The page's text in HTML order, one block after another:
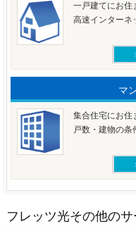
一戸建てにお住
高速インターネ
マ
集合住宅にお住
戸数・建物の条
フレッツ光その他の